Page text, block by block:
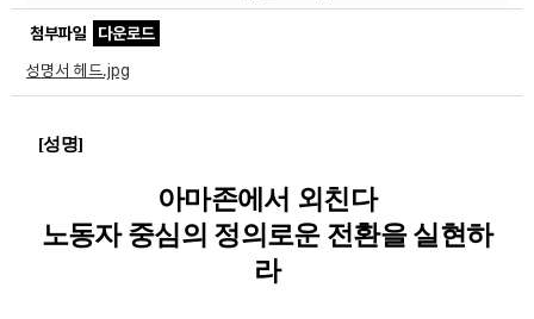
첨부파일
다운로드
성명서 헤드.jpg
[성명]
아마존에서 외친다
노동자 중심의 정의로운 전환을 실현하
라
노동상담
자료
업무